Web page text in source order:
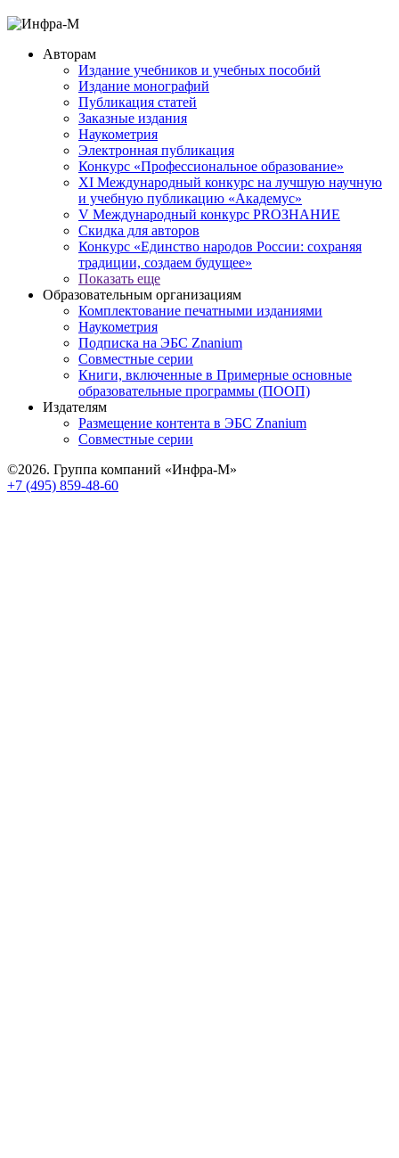
Авторам
Издание учебников и учебных пособий
Издание монографий
Публикация статей
Заказные издания
Наукометрия
Электронная публикация
Конкурс «Профессиональное образование»
XI Международный конкурс на лучшую научную
и учебную публикацию «Академус»
V Международный конкурс PROЗНАНИЕ
Скидка для авторов
Конкурс «Единство народов России: сохраняя
традиции, создаем будущее»
Показать еще
Образовательным организациям
Комплектование печатными изданиями
Наукометрия
Подписка на ЭБС Znanium
Совместные серии
Книги, включенные в Примерные основные
образовательные программы (ПООП)
Издателям
Размещение контента в ЭБС Znanium
Совместные серии
©2026. Группа компаний «Инфра-М»
+7 (495) 859-48-60